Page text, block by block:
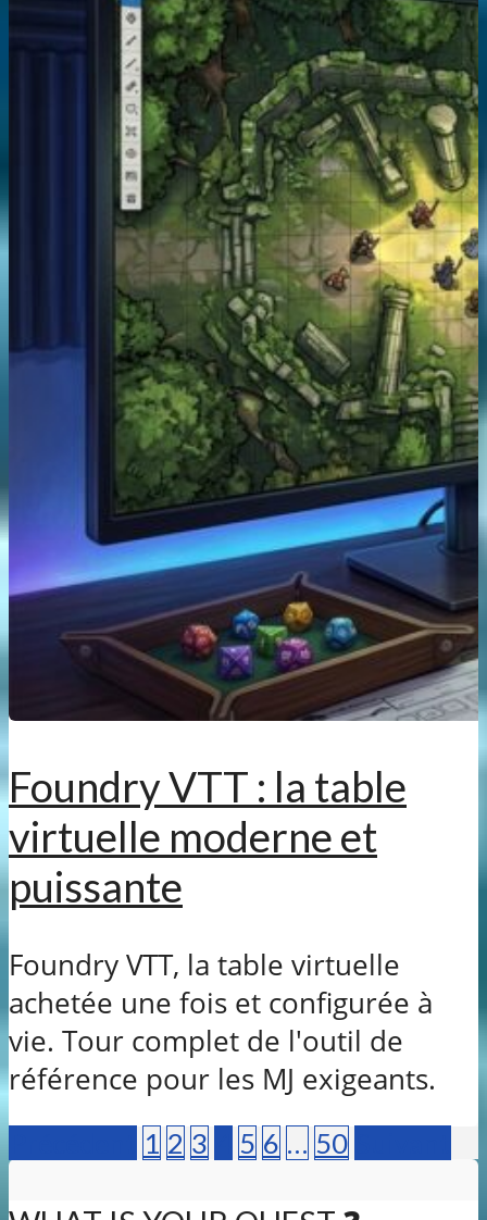
Foundry VTT : la table
virtuelle moderne et
puissante
Foundry VTT, la table virtuelle
achetée une fois et configurée à
vie. Tour complet de l'outil de
référence pour les MJ exigeants.
1 2 3 5 6 … 50